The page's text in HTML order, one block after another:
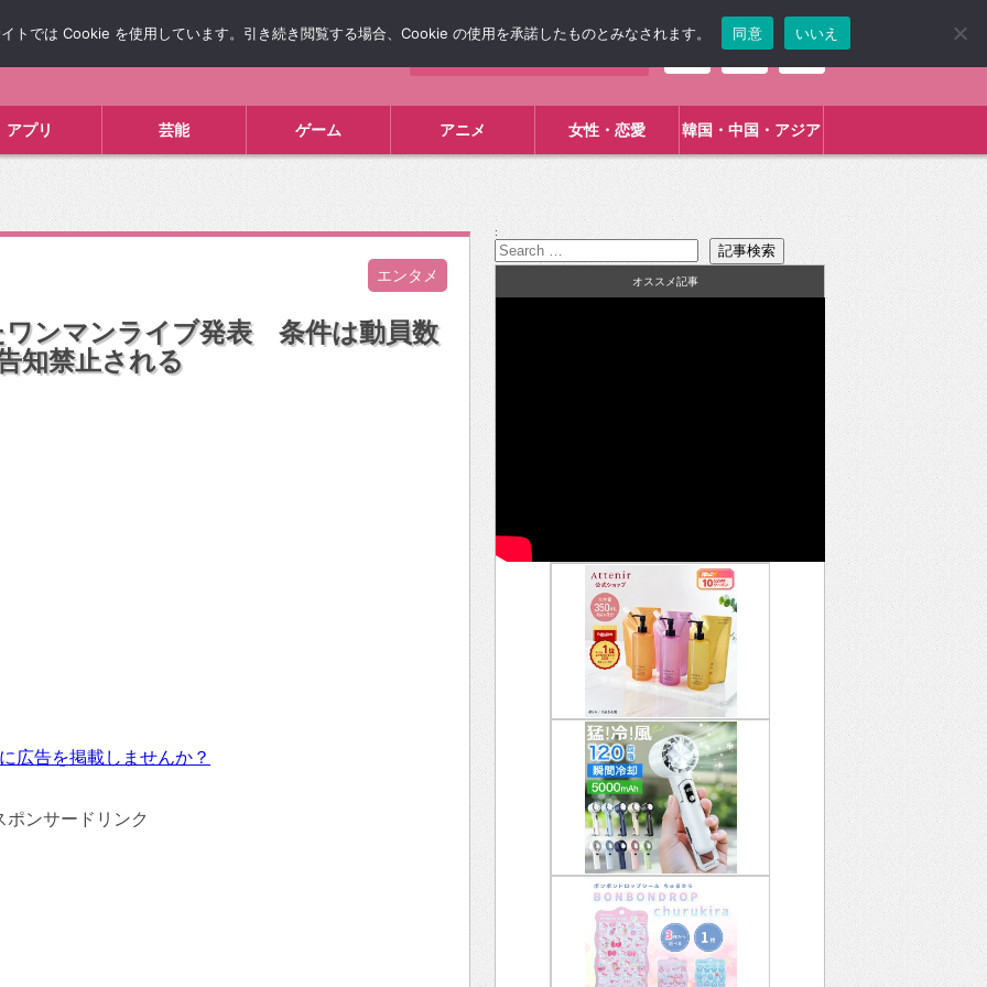
アプリ 芸能 ゲーム アニメ 女性・恋愛 韓国・中国・アジア
エンタメ
ワンマンライブ発表 条件は動員数
知禁止される
広告を掲載しませんか？
ポンサードリンク
:
オススメ記事
トでは Cookie を使用しています。引き続き閲覧する場合、Cookie の使用を承諾したものとみなされます。 同意 いいえ